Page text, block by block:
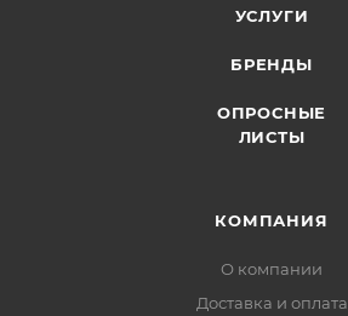
УСЛУГИ
БРЕНДЫ
ОПРОСНЫЕ
ЛИСТЫ
КОМПАНИЯ
О компании
Доставка и оплата